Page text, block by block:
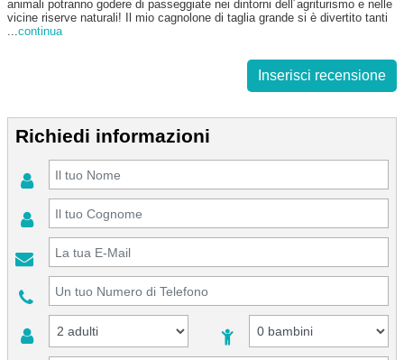
animali potranno godere di passeggiate nei dintorni dell´agriturismo e nelle
vicine riserve naturali! Il mio cagnolone di taglia grande si è divertito tanti
...continua
Inserisci recensione
Richiedi informazioni